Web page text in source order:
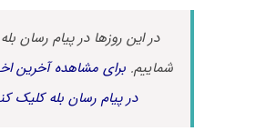
در این روزها در پیام رسان
شماییم.برای مشاهده آخرین
در پیام رسان بله کلیک